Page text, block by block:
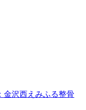
金沢西えみふる整骨